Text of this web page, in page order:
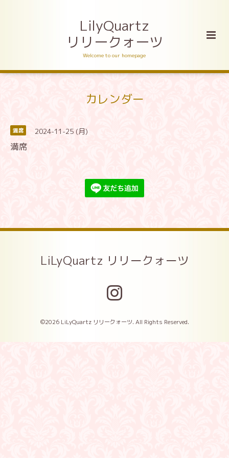
LilyQuartz
リリークォーツ
Welcome to our homepage
カレンダー
満席 2024-11-25 (月)
満席
LiLyQuartz リリークォーツ
©2026 LiLyQuartz リリークォーツ. All Rights Reserved.